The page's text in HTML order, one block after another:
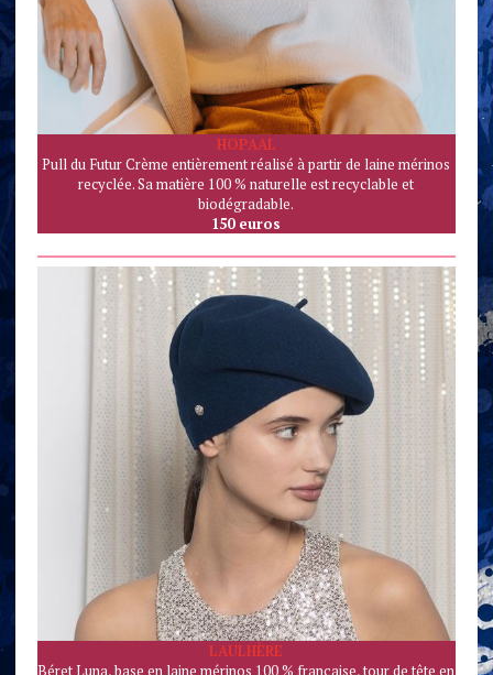
HOPAAL
Pull du Futur Crème entièrement réalisé à partir de laine mérinos
recyclée. Sa matière 100 % naturelle est recyclable et
biodégradable.
150 euros
LAULHÈRE
Béret Luna, base en laine mérinos 100 % française, tour de tête en